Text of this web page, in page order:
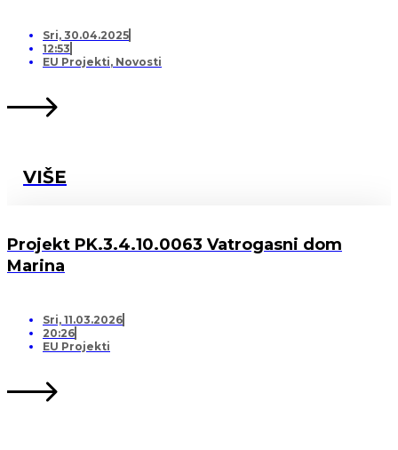
Sri, 30.04.2025
12:53
EU Projekti, Novosti
VIŠE
Projekt PK.3.4.10.0063 Vatrogasni dom
Marina
Sri, 11.03.2026
20:26
EU Projekti